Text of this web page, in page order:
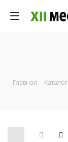
Главная - Каталог